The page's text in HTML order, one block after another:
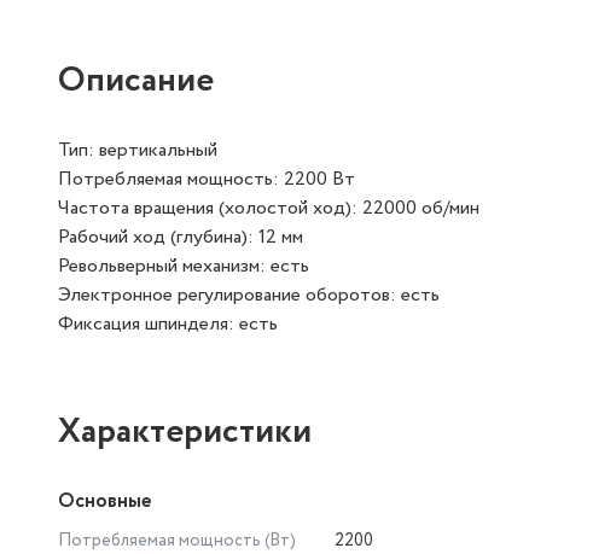
Описание
Тип: вертикальный
Потребляемая мощность: 2200 Вт
Частота вращения (холостой ход): 22000 об/мин
Рабочий ход (глубина): 12 мм
Револьверный механизм: есть
Электронное регулирование оборотов: есть
Фиксация шпинделя: есть
Характеристики
Основные
Потребляемая мощность (Вт)
2200